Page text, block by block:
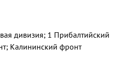
дивизия; 1 Прибалтийский
Калининский фронт